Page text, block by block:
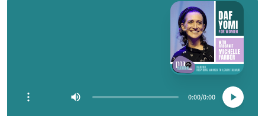
0:00
0:00